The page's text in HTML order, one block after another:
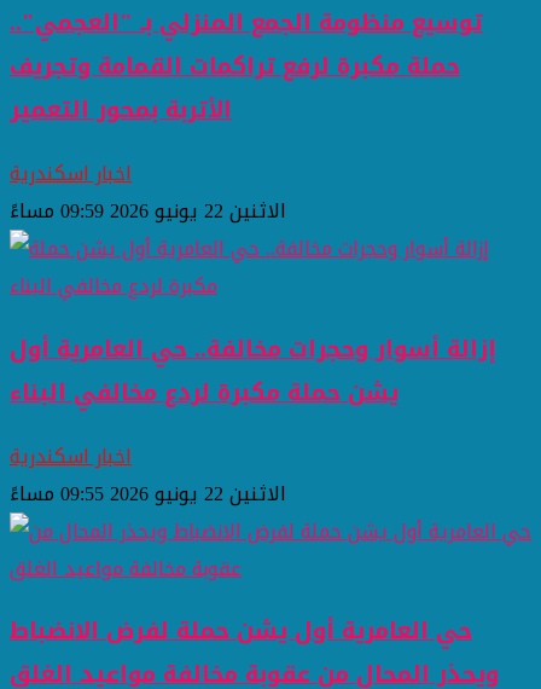
توسيع منظومة الجمع المنزلي بـ "العجمي"..
حملة مكبرة لرفع تراكمات القمامة وتجريف
الأتربة بمحور التعمير
اخبار اسكندرية
الاثنين 22 يونيو 2026 09:59 مساءً
إزالة أسوار وحجرات مخالفة.. حي العامرية أول
يشن حملة مكبرة لردع مخالفي البناء
اخبار اسكندرية
الاثنين 22 يونيو 2026 09:55 مساءً
حي العامرية أول يشن حملة لفرض الانضباط
ويحذر المحال من عقوبة مخالفة مواعيد الغلق